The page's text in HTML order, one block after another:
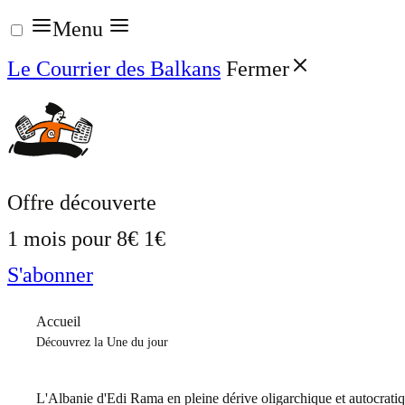
Aller
au
contenu
Menu
Le Courrier des Balkans Fermer
Offre découverte
1 mois pour 8€ 1€
S'abonner
Accueil
Découvrez la Une du jour
L'Albanie d'Edi Rama en pleine dérive oligarchique et